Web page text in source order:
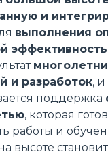
и
выполнения
и разработок,
поддержка
, которая
работы и
высоте